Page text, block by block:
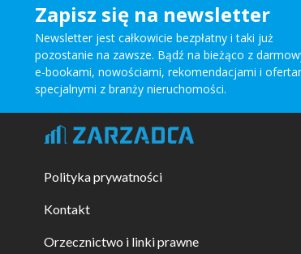
Zapisz się na newsletter
Newsletter jest całkowicie bezpłatny i taki już
pozostanie na zawsze. Bądź na bieżąco z
e-bookami, nowościami, rekomendacjami i
specjalnymi z branży nieruchomości.
Polityka prywatności
Kontakt
Orzecznictwo i linki prawne